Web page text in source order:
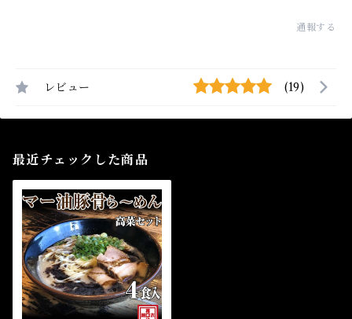
通報する
レビュー (19)
最近チェックした商品